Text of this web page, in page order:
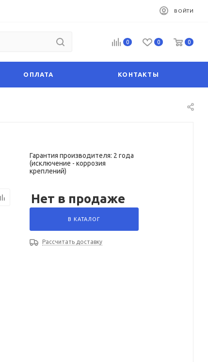
ВОЙТИ
0 0 0
ОПЛАТА КОНТАКТЫ
Гарантия производителя: 2 года
(исключение - коррозия
креплений)
Нет в продаже
В КАТАЛОГ
Рассчитать доставку